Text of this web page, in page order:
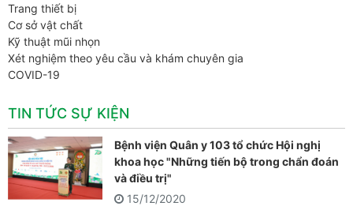
Trang thiết bị
Cơ sở vật chất
Kỹ thuật mũi nhọn
Xét nghiệm theo yêu cầu và khám chuyên gia
COVID-19
TIN TỨC SỰ KIỆN
Bệnh viện Quân y 103 tổ chức Hội nghị
khoa học "Những tiến bộ trong chẩn đoán
và điều trị"
15/12/2020